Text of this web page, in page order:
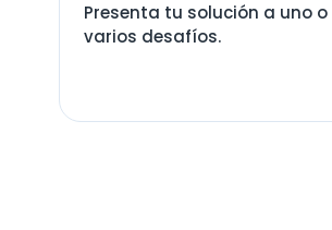
Presenta tu solución a uno o
varios desafíos.